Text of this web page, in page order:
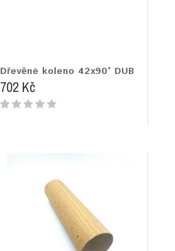
Dřevěné koleno 42x90° DUB
702 Kč